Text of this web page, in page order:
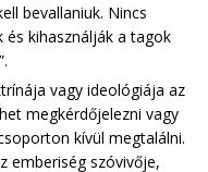
bevallaniuk. Nincs
kihasználják a tagok
vagy ideológiája az
megkérdőjelezni vagy
kívül megtalálni.
emberiség szóvivője,